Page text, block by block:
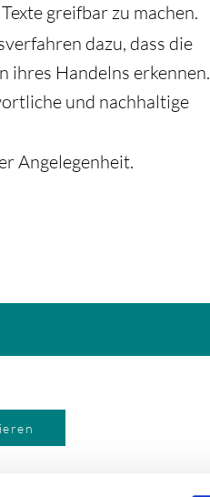
greifbar zu machen.
dazu, dass die
ihres Handelns erkennen.
und nachhaltige
Angelegenheit.